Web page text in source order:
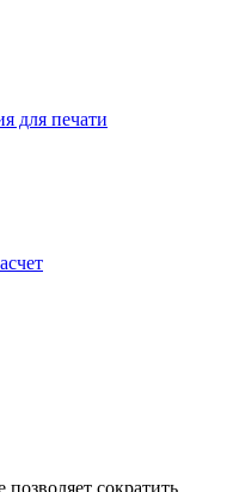
для печати
сократить